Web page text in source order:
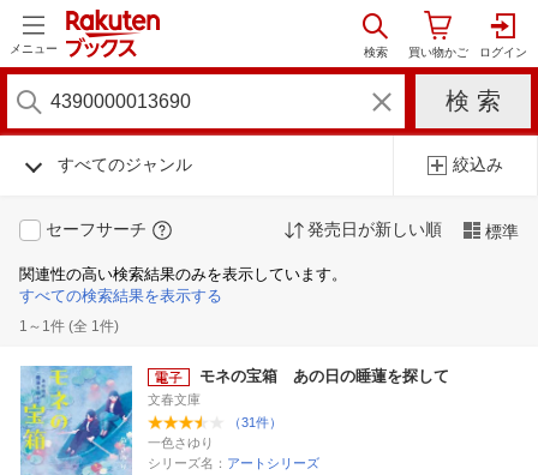
メニュー
すべてのジャンル 絞込み
セーフサーチ 発売日が新しい順 標準
関連性の高い検索結果のみを表示しています。
すべての検索結果を表示する
1～1件 (全 1件)
モネの宝箱 あの日の睡蓮を探して
文春文庫
（31件）
一色さゆり
シリーズ名： アートシリーズ